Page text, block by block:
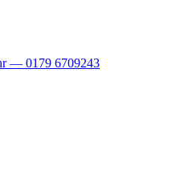
— 0179 6709243